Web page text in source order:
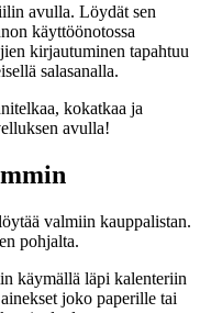
avulla. Löydät sen
käyttöönotossa
kirjautuminen tapahtuu
salasanalla.
kokatkaa ja
avulla!
valmiin kauppalistan.
pohjalta.
käymällä läpi kalenteriin
joko paperille tai